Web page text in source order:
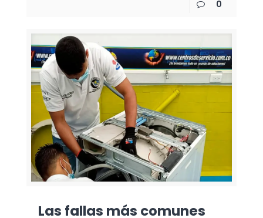
0
Las fallas más comunes